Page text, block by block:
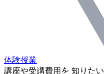
体験授業
講座や受講費用を 知りたい